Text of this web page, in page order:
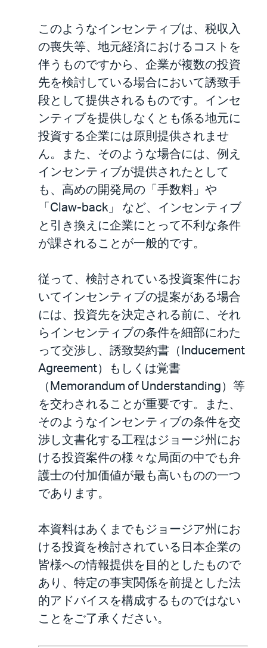
このようなインセンティブは、税収入
の喪失等、地元経済におけるコストを
伴うものですから、企業が複数の投資
先を検討している場合において誘致手
段として提供されるものです。インセ
ンティブを提供しなくとも係る地元に
投資する企業には原則提供されませ
ん。また、そのような場合には、例え
インセンティブが提供されたとして
も、高めの開発局の「手数料」や
「Claw-back」 など、インセンティブ
と引き換えに企業にとって不利な条件
が課されることが一般的です。
従って、検討されている投資案件にお
いてインセンティブの提案がある場合
には、投資先を決定される前に、それ
らインセンティブの条件を細部にわた
って交渉し、誘致契約書（Inducement
Agreement）もしくは覚書
（Memorandum of Understanding）等
を交わされることが重要です。また、
そのようなインセンティブの条件を交
渉し文書化する工程はジョージ州にお
ける投資案件の様々な局面の中でも弁
護士の付加価値が最も高いものの一つ
であります。
本資料はあくまでもジョージア州にお
ける投資を検討されている日本企業の
皆様への情報提供を目的としたもので
あり、特定の事実関係を前提とした法
的アドバイスを構成するものではない
ことをご了承ください。